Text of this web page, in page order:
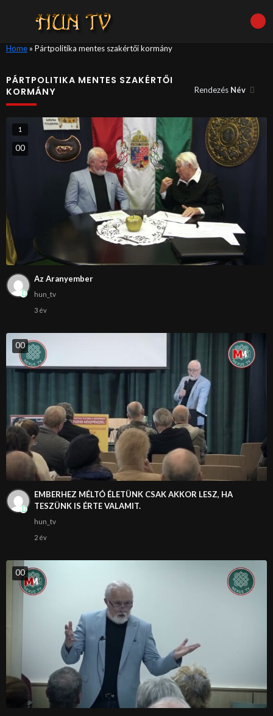
Home» Pártpolitika mentes szakértői kormány
PÁRTPOLITIKA MENTES SZAKÉRTŐI
KORMÁNY
Rendezés Név
1
00
Az Aranyember
hun_tv
3 év
00
EMBERHEZ MÉLTÓ ÉLETÜNK CSAK AKKOR LESZ, HA
TESZÜNK IS ÉRTE VALAMIT.
hun_tv
2 év
00